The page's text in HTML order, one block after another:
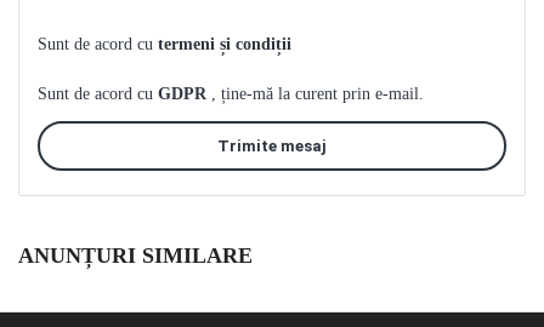
Sunt de acord cu termeni și condiții
Sunt de acord cu GDPR , ține-mă la curent prin e-mail.
Trimite mesaj
ANUNȚURI SIMILARE